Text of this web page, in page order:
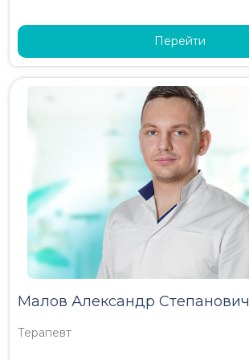
Перейти
Малов Александр Степанович
Терапевт